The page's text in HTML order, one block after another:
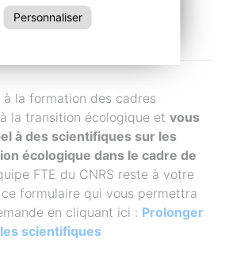
.
la formation des cadres
la transition écologique et vous
à des scientifiques sur les
écologique dans le cadre de
FTE du CNRS reste à votre
formulaire qui vous permettra
en cliquant ici : Prolonger
scientifiques
Personnaliser